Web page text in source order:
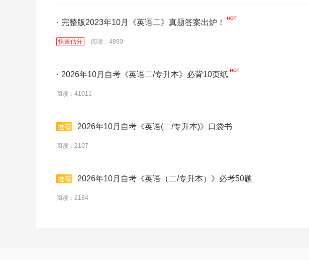
· 完整版2023年10月《英语二》真题答案出炉！
快速估分 阅读：4890
· 2026年10月自考《英语二/专升本》必背10页纸
阅读：41011
2026年10月自考《英语(二/专升本)》口袋书
阅读：2107
2026年10月自考《英语（二/专升本）》必考50题
阅读：2184